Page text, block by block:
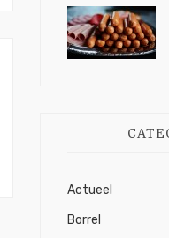
Actueel
Borrel